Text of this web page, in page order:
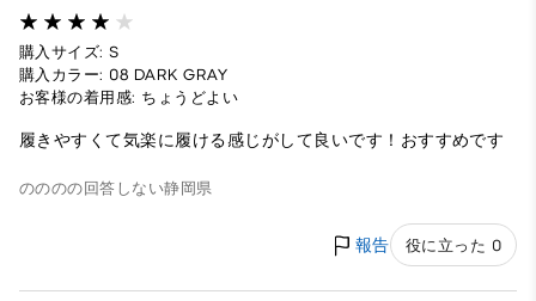
購入サイズ: S
購入カラー: 08 DARK GRAY
お客様の着用感: ちょうどよい
履きやすくて気楽に履ける感じがして良いです！おすすめです
のののの 回答しない静岡県
報告 役に立った 0